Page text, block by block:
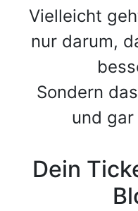
Vielleicht
nur darum,
Sondern
und
Dein